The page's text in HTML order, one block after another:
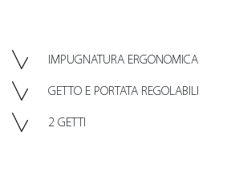
IMPUGNATURA ERGONOMICA
GETTO E PORTATA REGOLABILI
2 GETTI